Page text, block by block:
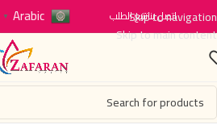
Skip to navigation
Skip to main content
اتصل بناتتبع الطلب Arabic
▼